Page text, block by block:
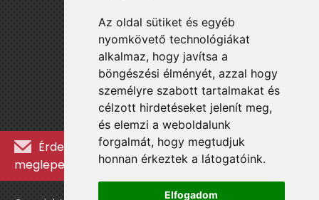
Az oldal sütiket és egyéb
nyomkövető technológiákat
alkalmaz, hogy javítsa a
böngészési élményét, azzal hogy
személyre szabott tartalmakat és
célzott hirdetéseket jelenít meg,
és elemzi a weboldalunk
forgalmát, hogy megtudjuk
honnan érkeztek a látogatóink.
Elfogadom
Érdekességekért, kulisszatitkokért és
meglepetésekért iratkozz fel a hírlevélre »